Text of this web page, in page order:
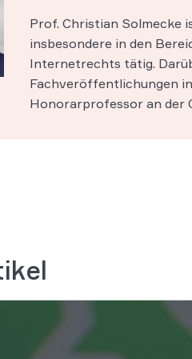
Prof. Christian Solmecke
insbesondere in den
Internetrechts tätig.
Fachveröffentlichungen
Honorarprofessor an der